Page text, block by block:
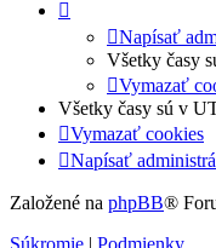
Napísať
Všetky časy
Vymazať
Všetky časy sú v
Vymazať cookies
Napísať
Založené na phpBB®